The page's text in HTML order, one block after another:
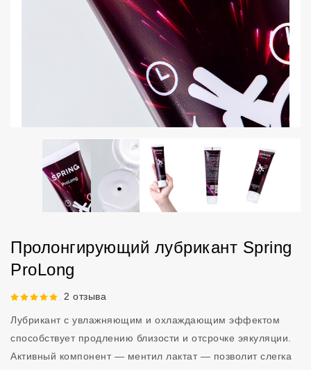
Пролонгирующий лубрикант Spring
ProLong
Рейтинг 5 из 5.2 отзыва
Лубрикант с увлажняющим и охлаждающим эффектом
способствует продлению близости и отсрочке эякуляции.
Активный компонент — ментил лактат — позволит слегка